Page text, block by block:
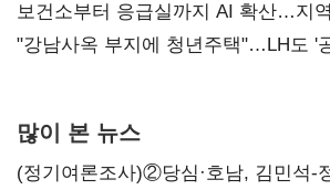
보건소부터 응급실까지 AI 확산…지
"강남사옥 부지에 청년주택"…LH도 '
많이 본 뉴스
(정기여론조사)②당심·호남, 김민석-